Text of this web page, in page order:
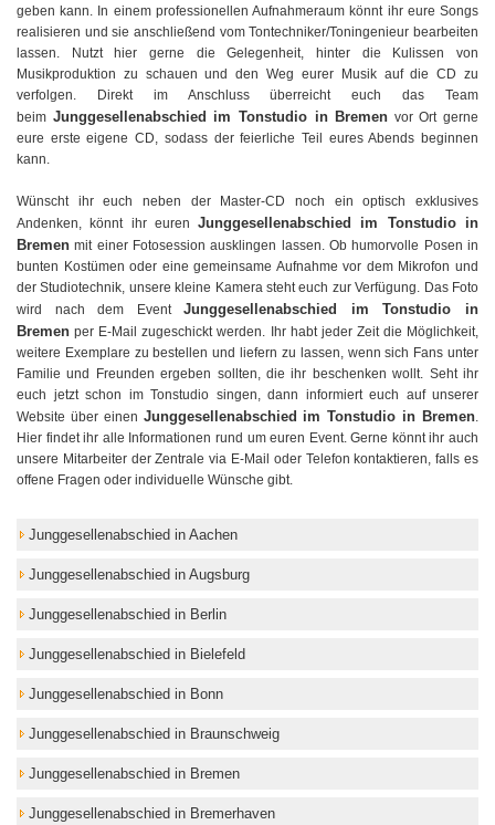
geben kann. In einem professionellen Aufnahmeraum könnt ihr eure Songs
realisieren und sie anschließend vom Tontechniker/Toningenieur bearbeiten
lassen. Nutzt hier gerne die Gelegenheit, hinter die Kulissen von
Musikproduktion zu schauen und den Weg eurer Musik auf die CD zu
verfolgen. Direkt im Anschluss überreicht euch das Team
beim Junggesellenabschied im Tonstudio in Bremen vor Ort gerne
eure erste eigene CD, sodass der feierliche Teil eures Abends beginnen
kann.
Wünscht ihr euch neben der Master-CD noch ein optisch exklusives
Andenken, könnt ihr eurenJunggesellenabschied im Tonstudio in
Bremen mit einer Fotosession ausklingen lassen. Ob humorvolle Posen in
bunten Kostümen oder eine gemeinsame Aufnahme vor dem Mikrofon und
der Studiotechnik, unsere kleine Kamera steht euch zur Verfügung. Das Foto
wird nach dem EventJunggesellenabschied im Tonstudio in
Bremen per E-Mail zugeschickt werden. Ihr habt jeder Zeit die Möglichkeit,
weitere Exemplare zu bestellen und liefern zu lassen, wenn sich Fans unter
Familie und Freunden ergeben sollten, die ihr beschenken wollt. Seht ihr
euch jetzt schon im Tonstudio singen, dann informiert euch auf unserer
Website über einen Junggesellenabschied im Tonstudio in Bremen.
Hier findet ihr alle Informationen rund um euren Event. Gerne könnt ihr auch
unsere Mitarbeiter der Zentrale via E-Mail oder Telefon kontaktieren, falls es
offene Fragen oder individuelle Wünsche gibt.
Junggesellenabschied in Aachen
Junggesellenabschied in Augsburg
Junggesellenabschied in Berlin
Junggesellenabschied in Bielefeld
Junggesellenabschied in Bonn
Junggesellenabschied in Braunschweig
Junggesellenabschied in Bremen
Junggesellenabschied in Bremerhaven